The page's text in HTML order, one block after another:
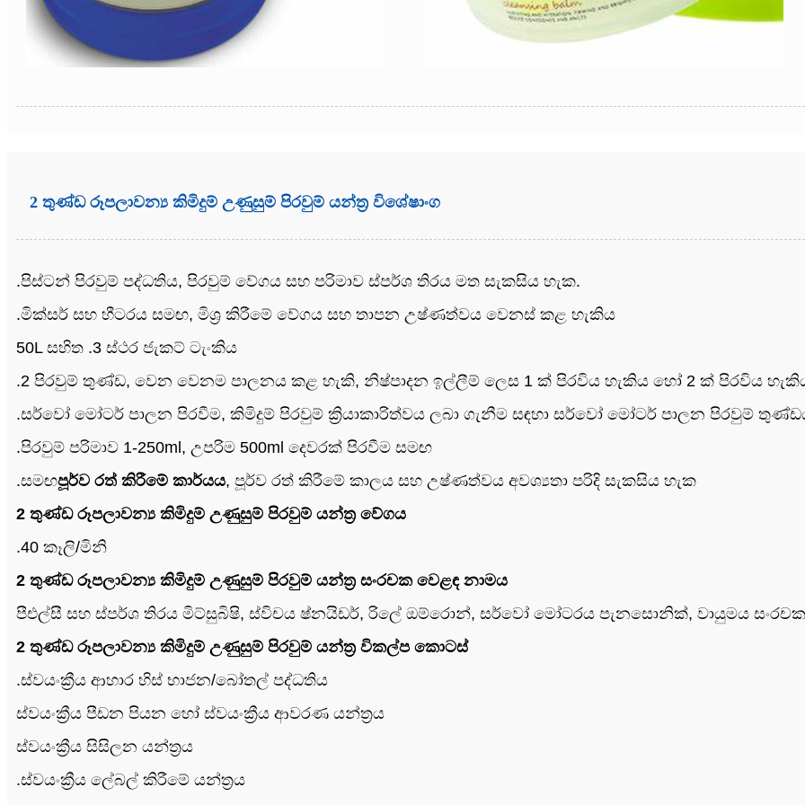
2 තුණ්ඩ රූපලාවන්‍ය කිමිදුම් උණුසුම් පිරවුම් යන්ත්‍ර විශේෂාංග
.පිස්ටන් පිරවුම් පද්ධතිය, පිරවුම් වේගය සහ පරිමාව ස්පර්ශ තිරය මත සැකසිය හැක.
.මික්සර් සහ හීටරය සමඟ, මිශ්‍ර කිරීමේ වේගය සහ තාපන උෂ්ණත්වය වෙනස් කළ හැකිය
50L සහිත .3 ස්ථර ජැකට් ටැංකිය
.2 පිරවුම් තුණ්ඩ, වෙන වෙනම පාලනය කළ හැකි, නිෂ්පාදන ඉල්ලීම් ලෙස 1 ක් පිරවිය හැකිය හෝ 2 ක් පිරවිය
.සර්වෝ මෝටර් පාලන පිරවීම, කිමිදුම් පිරවුම් ක්‍රියාකාරිත්වය ලබා ගැනීම සඳහා සර්වෝ මෝටර් පාලන පිරවුම්
.පිරවුම් පරිමාව 1-250ml, උපරිම 500ml දෙවරක් පිරවීම සමඟ
.සමඟපූර්ව රත් කිරීමේ කාර්යය, පූර්ව රත් කිරීමේ කාලය සහ උෂ්ණත්වය අවශ්‍යතා පරිදි සැකසිය හැක
2 තුණ්ඩ රූපලාවන්‍ය කිමිදුම් උණුසුම් පිරවුම් යන්ත්‍ර වේගය
.40 කෑලි/මිනි
2 තුණ්ඩ රූපලාවන්‍ය කිමිදුම් උණුසුම් පිරවුම් යන්ත්‍ර සංරචක වෙළඳ නාමය
පීඑල්සී සහ ස්පර්ශ තිරය මිට්සුබිෂි, ස්විචය ෂ්නයිඩර්, රිලේ ඔම්රොන්, සර්වෝ මෝටරය පැනසොනික්, වායුමය සංරචක
2 තුණ්ඩ රූපලාවන්‍ය කිමිදුම් උණුසුම් පිරවුම් යන්ත්‍ර විකල්ප කොටස්
.ස්වයංක්‍රීය ආහාර හිස් භාජන/බෝතල් පද්ධතිය
ස්වයංක්‍රීය පීඩන පියන හෝ ස්වයංක්‍රීය ආවරණ යන්ත්‍රය
ස්වයංක්‍රීය සිසිලන යන්ත්‍රය
.ස්වයංක්‍රීය ලේබල් කිරීමේ යන්ත්‍රය